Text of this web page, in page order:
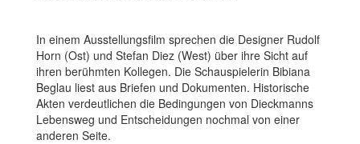
In einem Ausstellungsfilm sprechen die Designer Rudolf
Horn (Ost) und Stefan Diez (West) über ihre Sicht auf
ihren berühmten Kollegen. Die Schauspielerin Bibiana
Beglau liest aus Briefen und Dokumenten. Historische
Akten verdeutlichen die Bedingungen von Dieckmanns
Lebensweg und Entscheidungen nochmal von einer
anderen Seite.